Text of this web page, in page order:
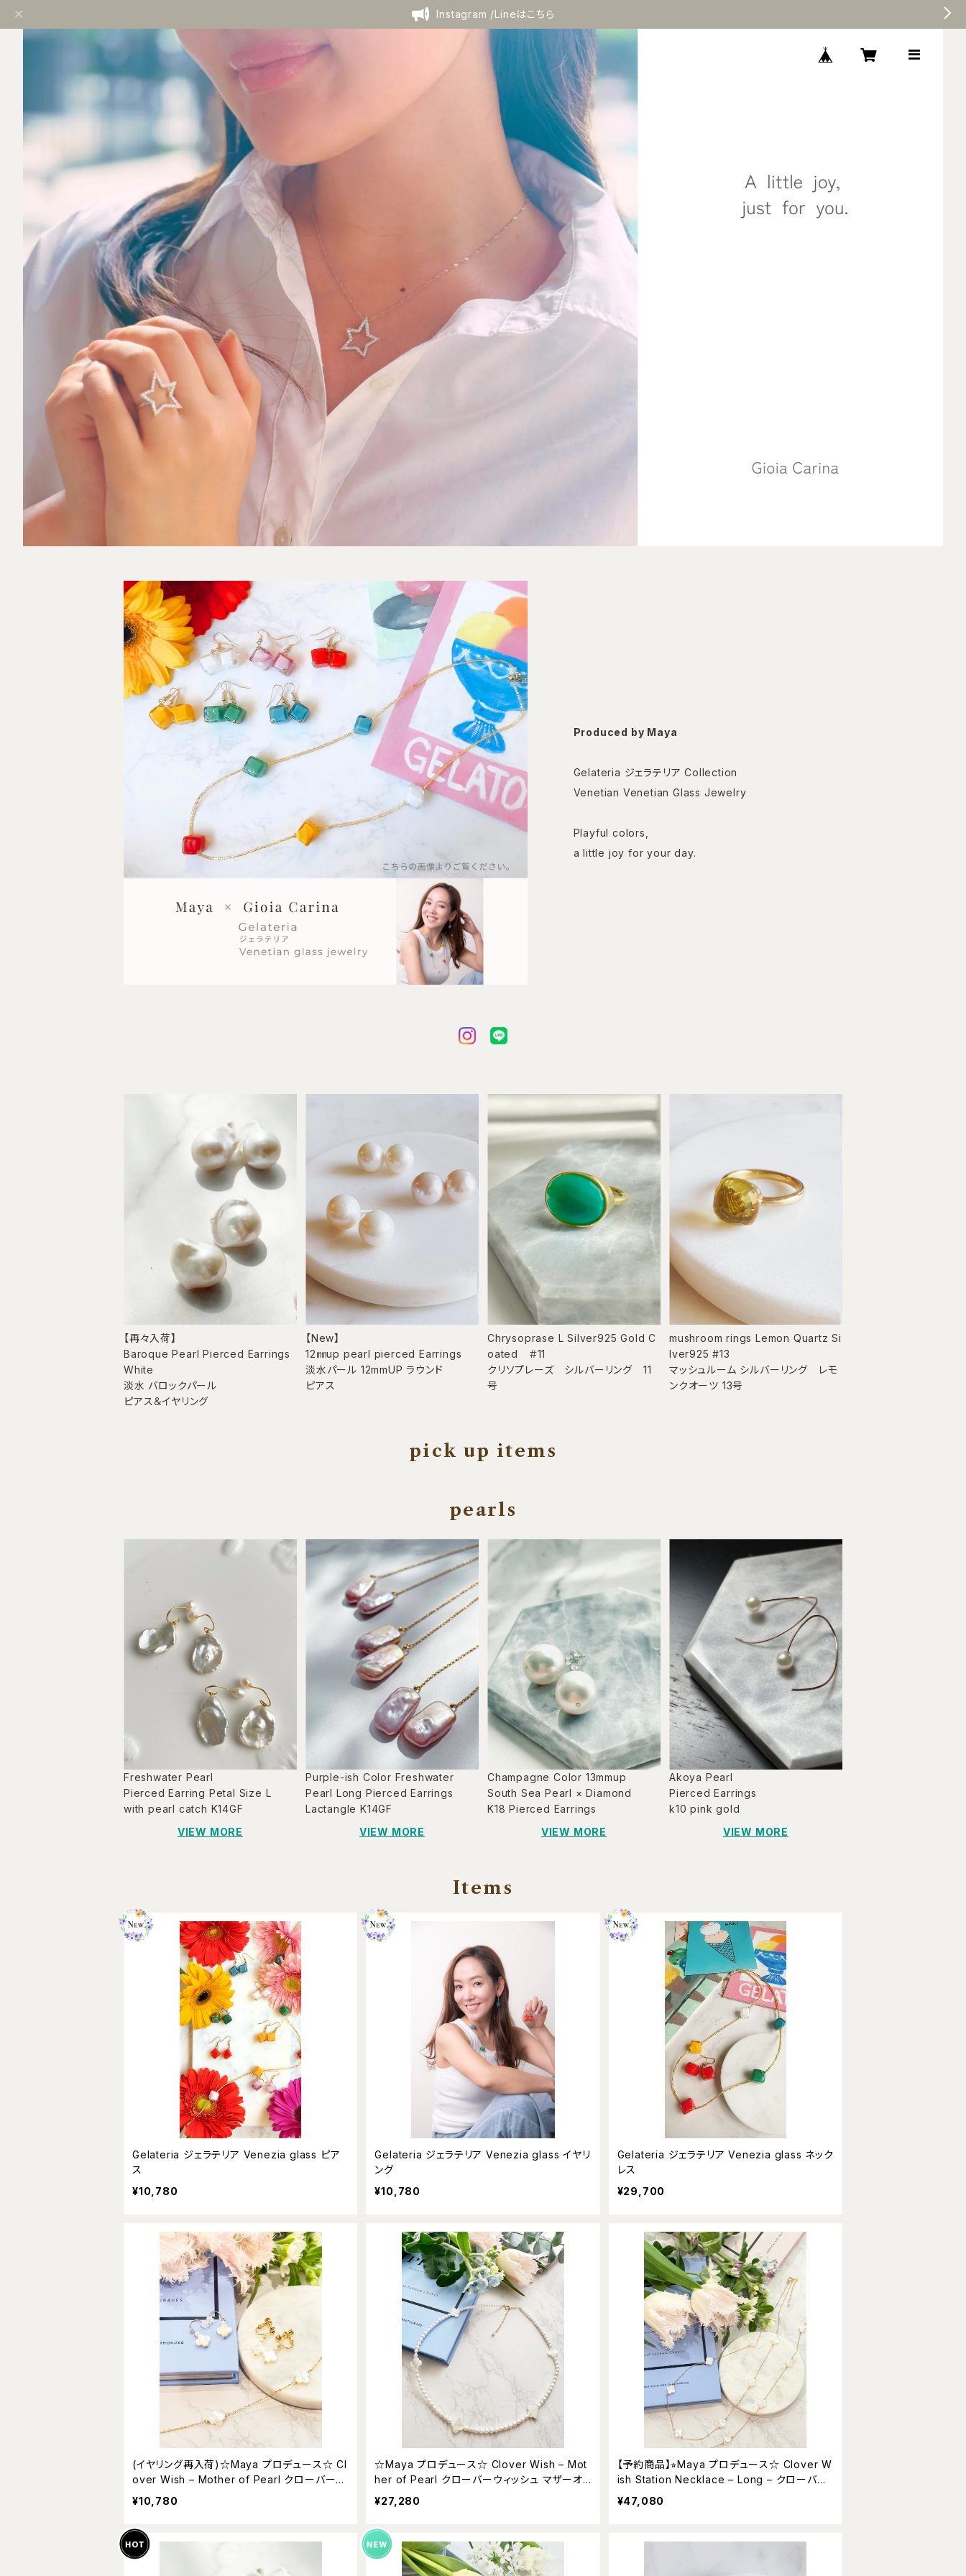
Instagram /Lineはこちら
Produced by Maya
Gelateria ジェラテリア Collection
Venetian Venetian Glass Jewelry
Playful colors,
a little joy for your day.
【再々入荷】
Baroque Pearl Pierced Earrings
White
淡水 バロックパール
ピアス＆イヤリング
【New】
12㎜up pearl pierced Earrings
淡水パール 12mmUP ラウンド
ピアス
Chrysoprase L Silver925 Gold C
oated ＃11
クリソプレーズ シルバーリング 11
号
mushroom rings Lemon Quartz Si
lver925 #13
マッシュルーム シルバーリング レモ
ンクオーツ 13号
pick up items
pearls
Freshwater Pearl
Pierced Earring Petal Size L
with pearl catch K14GF
VIEW MORE
Purple-ish Color Freshwater
Pearl Long Pierced Earrings
Lactangle K14GF
VIEW MORE
Champagne Color 13mmup
South Sea Pearl × Diamond
K18 Pierced Earrings
VIEW MORE
Akoya Pearl
Pierced Earrings
k10 pink gold
VIEW MORE
Items
Gelateria ジェラテリア Venezia glass ピア
ス
¥10,780
Gelateria ジェラテリア Venezia glass イヤリ
ング
¥10,780
Gelateria ジェラテリア Venezia glass ネック
レス
¥29,700
(イヤリング再入荷)☆Maya プロデュース☆ Cl
over Wish – Mother of Pearl クローバーウ
ィッシュ マザーオブパール ピアス/イヤリング
¥10,780
☆Maya プロデュース☆ Clover Wish – Mot
her of Pearl クローバーウィッシュ マザーオ
ブパール ネックレス
¥27,280
【予約商品】⭐︎Maya プロデュース☆ Clover W
ish Station Necklace – Long – クローバー
ウィッシュ マザーオブパール ステーションネッ
クレス
¥47,080